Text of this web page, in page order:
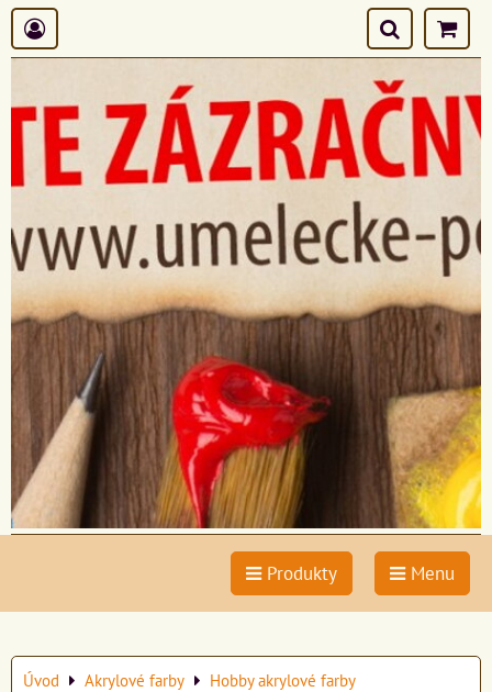
Produkty Menu
Úvod Akrylové farby Hobby akrylové farby